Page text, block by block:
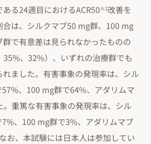
る24週目におけるACR50※2改善を
合は、シルクマブ50 mg群、100 mg
で有意差は見られなかったものの
35%、32%）、いずれの治療群でも
ました。有害事象の発現率は、シル
、100 mg群で64%、アダリムマ
。重篤な有害事象の発現率は、シル
、100 mg群で3%、アダリムマブ
お、本試験には日本人は参加してい